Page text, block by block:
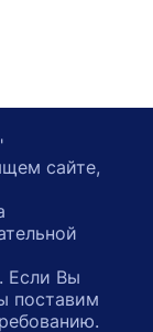
сайте,
Если Вы
поставим